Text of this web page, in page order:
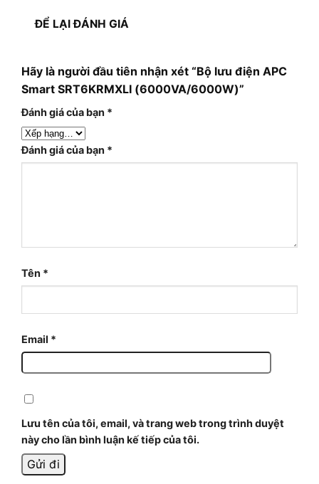
ĐỂ LẠI ĐÁNH GIÁ
Hãy là người đầu tiên nhận xét “Bộ lưu điện APC
Smart SRT6KRMXLI (6000VA/6000W)”
Đánh giá của bạn *
Đánh giá của bạn *
Tên *
Email *
Lưu tên của tôi, email, và trang web trong trình duyệt
này cho lần bình luận kế tiếp của tôi.